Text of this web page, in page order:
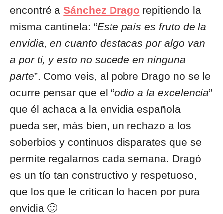
encontré aSánchez Drago repitiendo la
misma cantinela: “Este país es fruto de la
envidia, en cuanto destacas por algo van
a por ti, y esto no sucede en ninguna
parte”. Como veis, al pobre Drago no se le
ocurre pensar que el “odio a la excelencia”
que él achaca a la envidia española
pueda ser, más bien, un rechazo a los
soberbios y continuos disparates que se
permite regalarnos cada semana. Dragó
es un tío tan constructivo y respetuoso,
que los que le critican lo hacen por pura
envidia 🙂